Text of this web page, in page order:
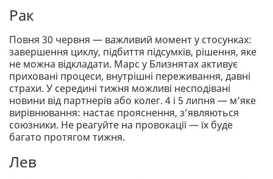
Рак
Повня 30 червня — важливий момент у стосунках:
завершення циклу, підбиття підсумків, рішення, яке
не можна відкладати. Марс у Близнятах активує
приховані процеси, внутрішні переживання, давні
страхи. У середині тижня можливі несподівані
новини від партнерів або колег. 4 і 5 липня — м’яке
вирівнювання: настає прояснення, з’являються
союзники. Не реагуйте на провокації — їх буде
багато протягом тижня.
Лев